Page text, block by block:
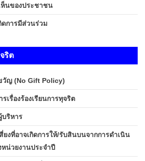
ห็นของประชาชน
ดการมีส่วนร่วม
ริต
วัญ (No Gift Policy)
เรื่องร้องเรียนการทุจริต
บริหาร
ยงที่อาจเกิดการให้/รับสินบนจากการดำเนิน
น่วยงานประจำปี